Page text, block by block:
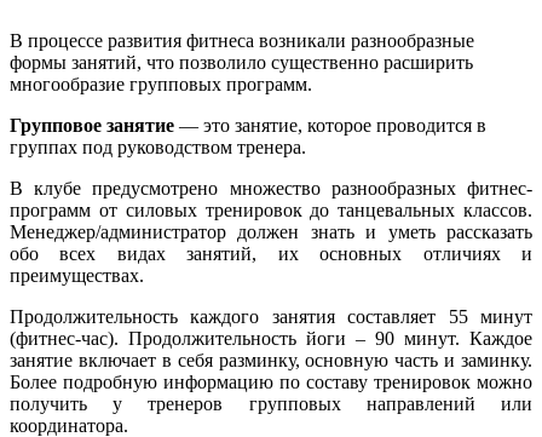
В процессе развития фитнеса возникали разнообразные
формы занятий, что позволило существенно расширить
многообразие групповых программ.
Групповое занятие — это занятие, которое проводится в
группах под руководством тренера.
В клубе предусмотрено множество разнообразных фитнес-
программ от силовых тренировок до танцевальных классов.
Менеджер/администратор должен знать и уметь рассказать
обо всех видах занятий, их основных отличиях и
преимуществах.
Продолжительность каждого занятия составляет 55 минут
(фитнес-час). Продолжительность йоги – 90 минут. Каждое
занятие включает в себя разминку, основную часть и заминку.
Более подробную информацию по составу тренировок можно
получить у тренеров групповых направлений или
координатора.